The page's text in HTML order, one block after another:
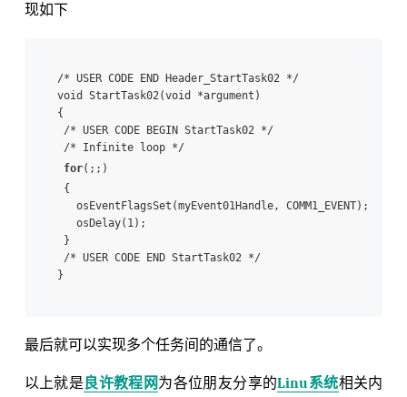
现如下
/* USER CODE END Header_StartTask02 */
void StartTask02(void *argument)
{
/* USER CODE BEGIN StartTask02 */
/* Infinite loop */
for(;;)
{
osEventFlagsSet(myEvent01Handle, COMM1_EVENT);
osDelay(1);
}
/* USER CODE END StartTask02 */
最后就可以实现多个任务间的通信了。
以上就是良许教程网为各位朋友分享的Linu系统相关内